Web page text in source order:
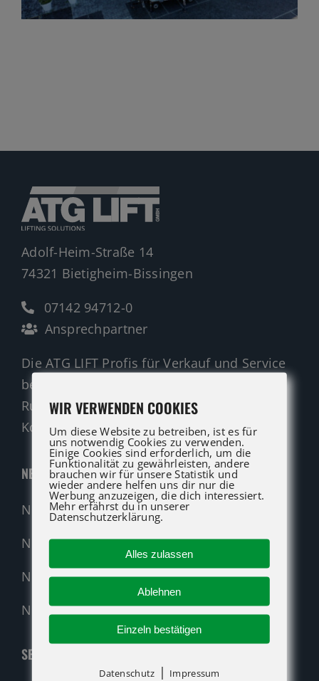
Adolf-Heim-Straße 14
74321 Bietigheim-Bissingen
07142 94712-0
Ansprechpartner
Die ATG LIFT Profis für Verkauf und Service
beraten Sie gerne.
Rufen Sie an oder nutzen Sie unser
Kontaktformular für eine Anfrage.
NEUMASCHINEN
Neumaschinen Übersicht
Neumaschinen Genie
Neumaschinen Merlo
Nehmen Sie Kontakt auf!
SERVICE
WIR VERWENDEN COOKIES
Um diese Website zu betreiben, ist es für
uns notwendig Cookies zu verwenden.
Einige Cookies sind erforderlich, um die
Funktionalität zu gewährleisten, andere
brauchen wir für unsere Statistik und
wieder andere helfen uns dir nur die
Werbung anzuzeigen, die dich interessiert.
Mehr erfährst du in unserer
Datenschutzerklärung.
Alles zulassen
Ablehnen
Einzeln bestätigen
Datenschutz | Impressum